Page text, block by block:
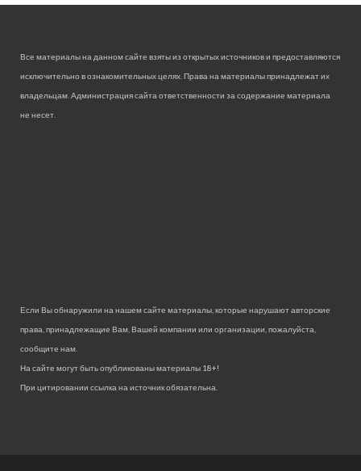
Все материалы на данном сайте взяты из открытых источников и предоставляются
исключительно в ознакомительных целях. Права на материалы принадлежат их
владельцам. Администрация сайта ответственности за содержание материала
не несет.
Если Вы обнаружили на нашем сайте материалы, которые нарушают авторские
права, принадлежащие Вам, Вашей компании или организации, пожалуйста,
сообщите нам.
На сайте могут быть опубликованы материалы 18+!
При цитировании ссылка на источник обязательна.